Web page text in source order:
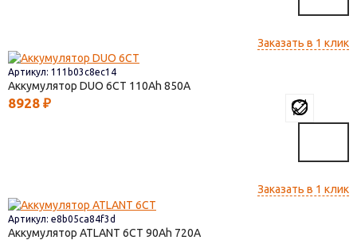
Заказать в 1 клик
Артикул: 111b03c8ec14
Аккумулятор DUO 6СТ 110 850
8928 ₽
Заказать в 1 клик
Артикул: e8b05ca84f3d
Аккумулятор ATLANT 6СТ 90 720